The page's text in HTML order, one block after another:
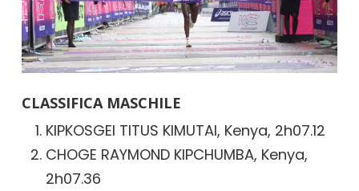
CLASSIFICA MASCHILE
KIPKOSGEI TITUS KIMUTAI, Kenya, 2h07.12
CHOGE RAYMOND KIPCHUMBA, Kenya,
2h07.36